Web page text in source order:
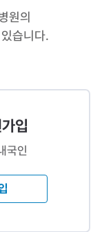
원의
습니다.
입
국인